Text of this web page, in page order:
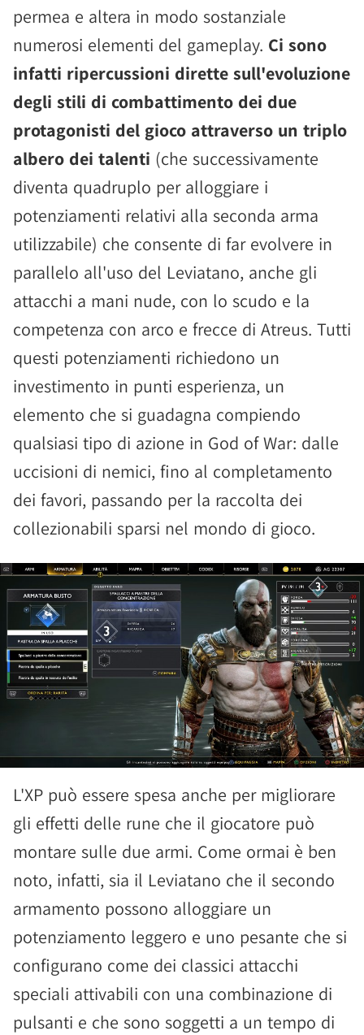
permea e altera in modo sostanziale
numerosi elementi del gameplay. Ci sono
infatti ripercussioni dirette sull'evoluzione
degli stili di combattimento dei due
protagonisti del gioco attraverso un triplo
albero dei talenti (che successivamente
diventa quadruplo per alloggiare i
potenziamenti relativi alla seconda arma
utilizzabile) che consente di far evolvere in
parallelo all'uso del Leviatano, anche gli
attacchi a mani nude, con lo scudo e la
competenza con arco e frecce di Atreus. Tutti
questi potenziamenti richiedono un
investimento in punti esperienza, un
elemento che si guadagna compiendo
qualsiasi tipo di azione in God of War: dalle
uccisioni di nemici, fino al completamento
dei favori, passando per la raccolta dei
collezionabili sparsi nel mondo di gioco.
L'XP può essere spesa anche per migliorare
gli effetti delle rune che il giocatore può
montare sulle due armi. Come ormai è ben
noto, infatti, sia il Leviatano che il secondo
armamento possono alloggiare un
potenziamento leggero e uno pesante che si
configurano come dei classici attacchi
speciali attivabili con una combinazione di
pulsanti e che sono soggetti a un tempo di